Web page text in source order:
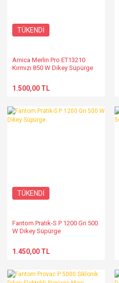
TÜKENDİ
Arnica Merlin Pro ET13210
Kırmızı 850 W Dikey Süpürge
1.500,00 TL
TÜKENDİ
Fantom Pratik-S P 1200 Gri 500
W Dikey Süpürge
1.450,00 TL